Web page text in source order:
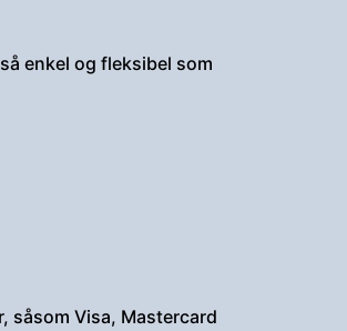
enkel og fleksibel som
Visa, Mastercard